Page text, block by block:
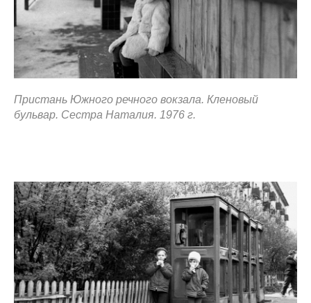
Пристань Южного речного вокзала. Кленовый
бульвар. Сестра Наталия. 1976 г.